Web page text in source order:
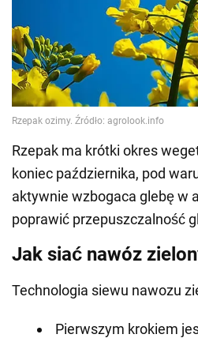
Rzepak ma krótki okres
koniec października, pod
aktywnie wzbogaca glebę w
poprawić przepuszczalność
Jak siać nawóz
Technologia siewu nawozu
Pierwszym krokiem